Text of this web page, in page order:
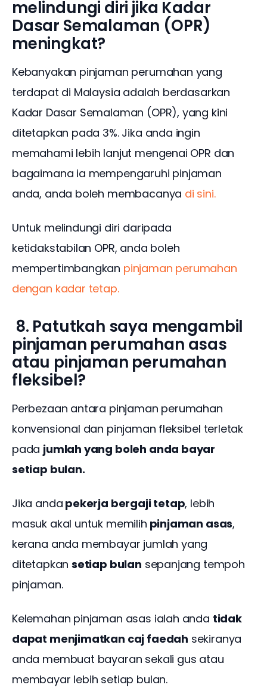
melindungi diri jika Kadar
Dasar Semalaman (OPR)
meningkat?
Kebanyakan pinjaman perumahan yang
terdapat di Malaysia adalah berdasarkan
Kadar Dasar Semalaman (OPR), yang kini
ditetapkan pada 3%. Jika anda ingin
memahami lebih lanjut mengenai OPR dan
bagaimana ia mempengaruhi pinjaman
anda, anda boleh membacanya di sini.
Untuk melindungi diri daripada
ketidakstabilan OPR, anda boleh
mempertimbangkan pinjaman perumahan
dengan kadar tetap.
8. Patutkah saya mengambil
pinjaman perumahan asas
atau pinjaman perumahan
fleksibel?
Perbezaan antara pinjaman perumahan
konvensional dan pinjaman fleksibel terletak
pada jumlah yang boleh anda bayar
setiap bulan.
Jika anda pekerja bergaji tetap, lebih
masuk akal untuk memilih pinjaman asas,
kerana anda membayar jumlah yang
ditetapkan setiap bulan sepanjang tempoh
pinjaman.
Kelemahan pinjaman asas ialah anda tidak
dapat menjimatkan caj faedah sekiranya
anda membuat bayaran sekali gus atau
membayar lebih setiap bulan.